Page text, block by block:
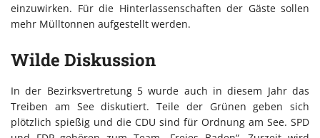
einzuwirken. Für die Hinterlassenschaften der Gäste sollen
mehr Mülltonnen aufgestellt werden.
Wilde Diskussion
In der Bezirksvertretung 5 wurde auch in diesem Jahr das
Treiben am See diskutiert. Teile der Grünen geben sich
plötzlich spießig und die CDU sind für Ordnung am See. SPD